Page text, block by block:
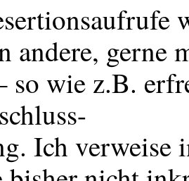
andere, gerne
so wie z.B.
Ich verweise